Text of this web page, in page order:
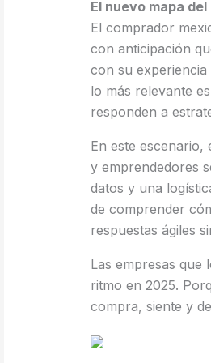
El nuevo mapa
El comprador
con anticipación
con su
lo más relevante
responden a
En este escenario,
y emprendedores
datos y una
de comprender
respuestas ágiles
Las empresas que
ritmo en 2025.
compra, siente y